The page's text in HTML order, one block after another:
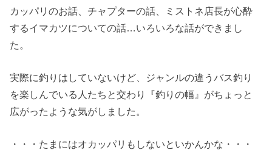
カッパリのお話、チャプターの話、ミストネ店長が心酔
するイマカツについての話…いろいろな話ができまし
た。
実際に釣りはしていないけど、ジャンルの違うバス釣り
を楽しんでいる人たちと交わり『釣りの幅』がちょっと
広がったような気がしました。
・・・たまにはオカッパリもしないといかんかな・・・